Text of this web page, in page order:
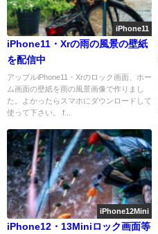
iPhone11
iPhone11・Xrの雨の風景の壁紙
を配信中
アップルiPhone11・Xrのロック画面、ホー
ム画面の壁紙を雨の風景画像で作りまし
た。よかったらスマホにダウンロードして
使って下さい。 f...
iPhone12Mini
iPhone12・13Miniロック画面等